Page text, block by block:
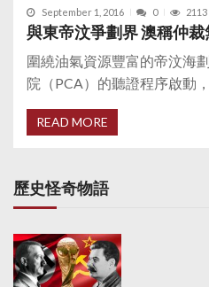
September 1, 2016 0 2113
與東帝汶爭劃界 澳稱仲裁
圍繞油氣資源豐富的帝汶海
院（PCA）的聽證程序啟動，
READ MORE
歷史怪奇物語